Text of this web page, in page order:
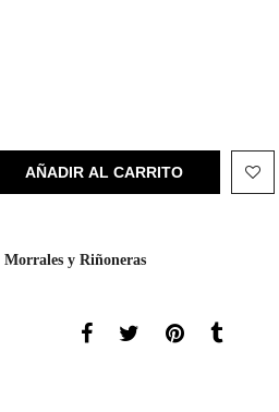
AÑADIR AL CARRITO
Morrales y Riñoneras